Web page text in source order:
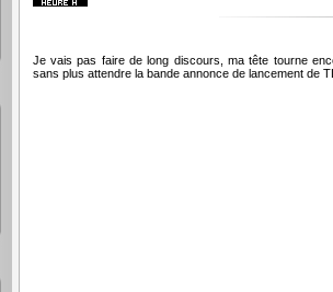
Je vais pas faire de long discours, ma tête tourne
sans plus attendre la bande annonce de lancement de